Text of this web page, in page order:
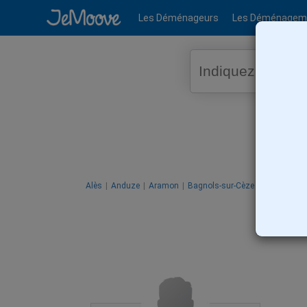
Les Déménageurs Les
Alès
Anduze Aramon Bagnols-sur-Cèze